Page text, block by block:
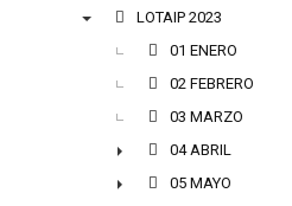
►
LOTAIP 2023
01 ENERO
02 FEBRERO
03 MARZO
►
04 ABRIL
05 MAYO